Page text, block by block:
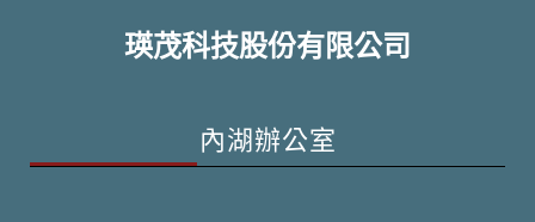
瑛茂科技股份有限公司
內湖辦公室